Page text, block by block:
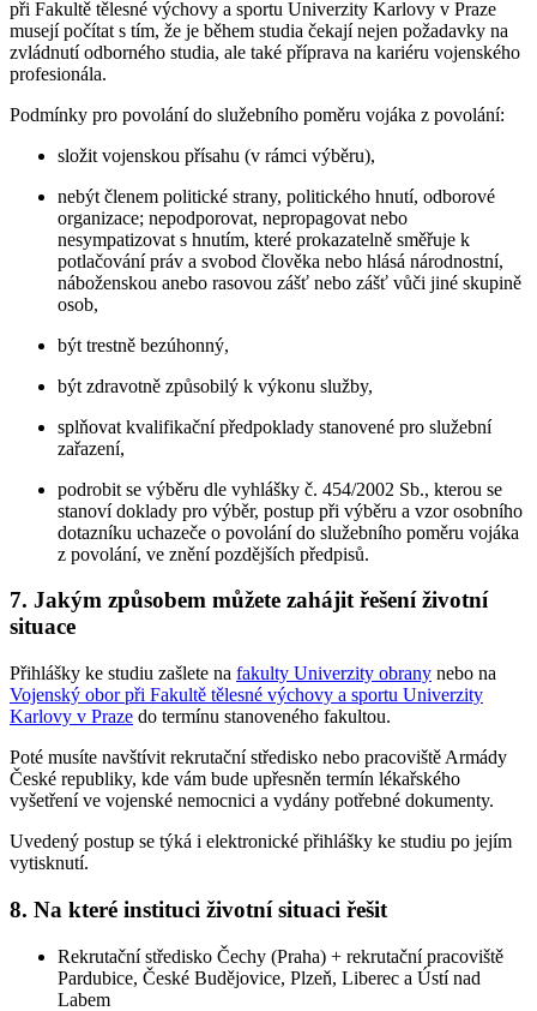
při Fakultě tělesné výchovy a sportu Univerzity Karlovy v Praze
musejí počítat s tím, že je během studia čekají nejen požadavky na
zvládnutí odborného studia, ale také příprava na kariéru vojenského
profesionála.
Podmínky pro povolání do služebního poměru vojáka z povolání:
složit vojenskou přísahu (v rámci výběru),
nebýt členem politické strany, politického hnutí, odborové
organizace; nepodporovat, nepropagovat nebo
nesympatizovat s hnutím, které prokazatelně směřuje k
potlačování práv a svobod člověka nebo hlásá národnostní,
náboženskou anebo rasovou zášť nebo zášť vůči jiné skupině
osob,
být trestně bezúhonný,
být zdravotně způsobilý k výkonu služby,
splňovat kvalifikační předpoklady stanovené pro služební
zařazení,
podrobit se výběru dle vyhlášky č. 454/2002 Sb., kterou se
stanoví doklady pro výběr, postup při výběru a vzor osobního
dotazníku uchazeče o povolání do služebního poměru vojáka
z povolání, ve znění pozdějších předpisů.
7. Jakým způsobem můžete zahájit řešení životní
situace
Přihlášky ke studiu zašlete na fakulty Univerzity obrany nebo na
Vojenský obor při Fakultě tělesné výchovy a sportu Univerzity
Karlovy v Praze do termínu stanoveného fakultou.
Poté musíte navštívit rekrutační středisko nebo pracoviště Armády
České republiky, kde vám bude upřesněn termín lékařského
vyšetření ve vojenské nemocnici a vydány potřebné dokumenty.
Uvedený postup se týká i elektronické přihlášky ke studiu po jejím
vytisknutí.
8. Na které instituci životní situaci řešit
Rekrutační středisko Čechy (Praha) + rekrutační pracoviště
Pardubice, České Budějovice, Plzeň, Liberec a Ústí nad
Labem